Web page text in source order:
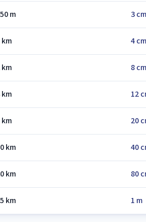
m 3 cm
km 4 cm
km 8 cm
km 12
km 20
km 40
km 80
km 1 m